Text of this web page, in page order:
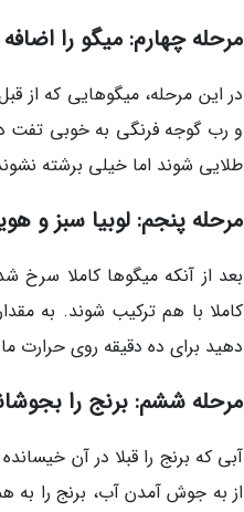
مرحله چهارم: میگو را
در این مرحله، میگوهایی که از
و رب گوجه فرنگی به خوبی تفت
طلایی شوند اما خیلی برشته
مرحله پنجم: لوبیا سبز و
بعد از آنکه میگوها کاملا سرخ
کاملا با هم ترکیب شوند. به
دهید برای ده دقیقه روی حرارت
مرحله ششم: برنج را
آبی که برنج را قبلا در آن
از به جوش آمدن آب، برنج را به